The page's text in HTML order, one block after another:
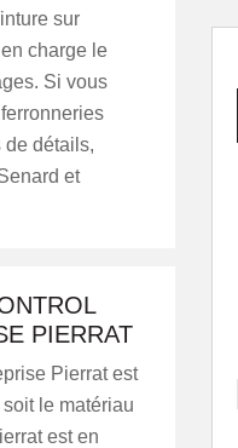
sur
charge le
Si vous
de détails,
et
PIERRAT
Pierrat est
le matériau
est en